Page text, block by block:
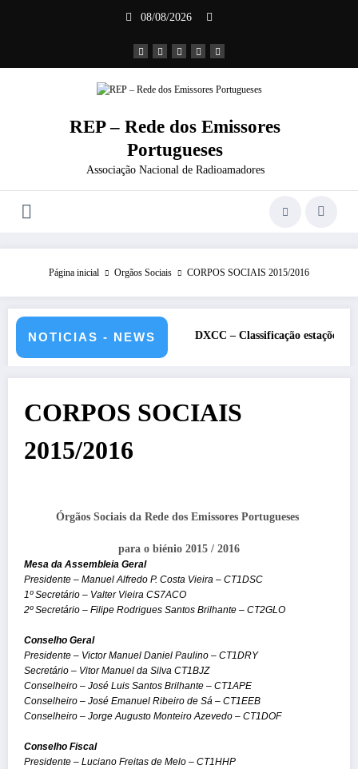
08/08/2026
REP – Rede dos Emissores
Portugueses
Associação Nacional de Radioamadores
Página inicial Orgãos Sociais CORPOS SOCIAIS 2015/2016
NOTICIAS - NEWS
de 2026 – CS5HQ DXCC – Classificação estações Portuguesas-
CORPOS SOCIAIS
2015/2016
Órgãos Sociais da Rede dos Emissores Portugueses
para o biénio 2015 / 2016
Mesa da Assembleia Geral
Presidente – Manuel Alfredo P. Costa Vieira – CT1DSC
1º Secretário – Valter Vieira CS7ACO
2º Secretário – Filipe Rodrigues Santos Brilhante – CT2GLO
Conselho Geral
Presidente – Victor Manuel Daniel Paulino – CT1DRY
Secretário – Vitor Manuel da Silva CT1BJZ
Conselheiro – José Luis Santos Brilhante – CT1APE
Conselheiro – José Emanuel Ribeiro de Sá – CT1EEB
Conselheiro – Jorge Augusto Monteiro Azevedo – CT1DOF
Conselho Fiscal
Presidente – Luciano Freitas de Melo – CT1HHP